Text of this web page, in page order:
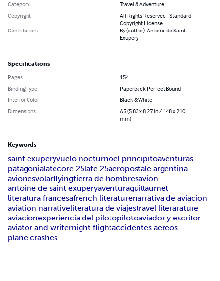
Category
Travel & Adventure
Copyright
All Rights Reserved - Standard
Copyright License
Contributors
By (author): Antoine de Saint-
Exupery
Specifications
Pages
154
Binding Type
Paperback Perfect Bound
Interior Color
Black & White
Dimensions
A5 (5.83 x 8.27 in / 148 x 210
mm)
Keywords
saint exuperyvuelo nocturnoel principitoaventuras
patagonialatecore 25late 25aeropostale argentina
avionesvolarflyingtierra de hombresavion
antoine de saint exuperyaventuraguillaumet
literatura francesafrench literaturenarrativa de aviacion
aviation narrativeliteratura de viajestravel literarature
aviacionexperiencia del pilotopilotoaviador y escritor
aviator and writernight flightaccidentes aereos
plane crashes